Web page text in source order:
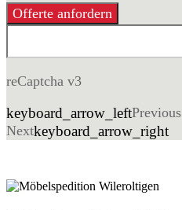
Offerte anfordern
reCaptcha v3
keyboard_arrow_leftPrevious
Nextkeyboard_arrow_right